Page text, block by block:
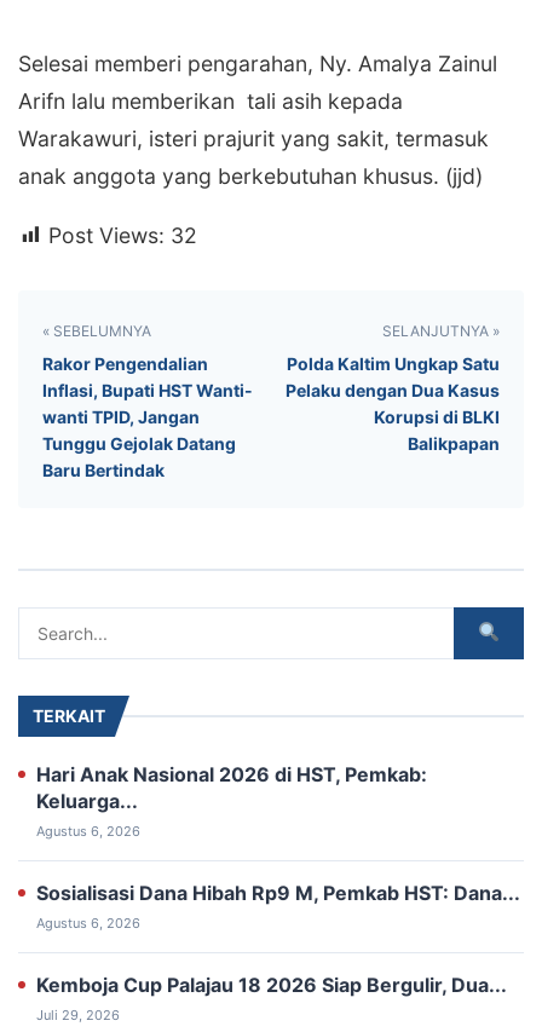
‎Selesai memberi pengarahan, Ny. Amalya Zainul
Arifn lalu memberikan tali asih kepada
Warakawuri, isteri prajurit yang sakit, termasuk
anak anggota yang berkebutuhan khusus. (jjd)
Post Views: 32
« SEBELUMNYA
‎Rakor Pengendalian
Inflasi, Bupati HST Wanti-
wanti TPID, Jangan
Tunggu Gejolak Datang
Baru Bertindak
SELANJUTNYA »
Polda Kaltim Ungkap Satu
Pelaku dengan Dua Kasus
Korupsi di BLKI
Balikpapan
TERKAIT
Hari Anak Nasional 2026 di HST, Pemkab:
Keluarga...
Agustus 6, 2026
Sosialisasi Dana Hibah Rp9 M, ‎Pemkab HST: Dana...
Agustus 6, 2026
‎Kemboja Cup Palajau 18 2026 Siap ‎Bergulir, Dua...
Juli 29, 2026